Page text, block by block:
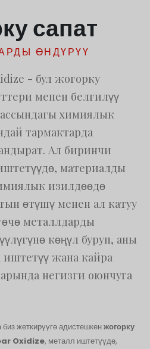
сапат
ӨНДҮРҮҮ
- бул жогорку
менен белгилүү
химиялык
тармактарда
Ал биринчи
материалды
изилдөөдө
өтүшү менен ал катуу
металлдарды
көңүл буруп, аны
жана кайра
негизги оюнчуга
жеткирүүгө адистешкенжогорку
Oxidize, металл иштетүүдө,